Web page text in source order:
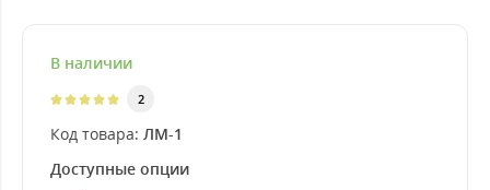
В наличии
2
Код товара: ЛМ-1
Доступные опции